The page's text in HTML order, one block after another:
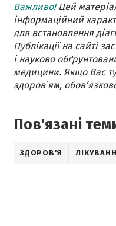
Важливо!Цей
інформаційний
для встановлення
Публікації на сайті
і науково
медицини. Якщо Вас
здоровʼям,
Пов'язані
ЗДОРОВ'Я